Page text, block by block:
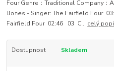
Four Genre：Traditional Company
Bones - Singer: The Fairfield Four
Fairfield Four 02:46 03 C... celý
Dostupnost Skladem